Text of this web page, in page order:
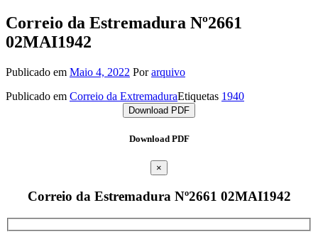
Correio da Estremadura Nº2661
02MAI1942
Publicado em Maio 4, 2022 Porarquivo
Publicado em Correio da ExtremaduraEtiquetas 1940
Download PDF
Download PDF
×
Correio da Estremadura Nº2661 02MAI1942